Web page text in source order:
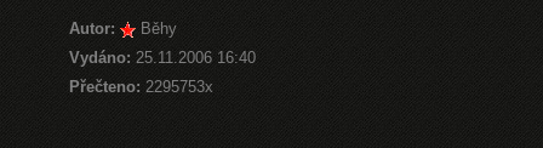
Autor:
Běhy
Vydáno: 25.11.2006 16:40
Přečteno: 2295753x